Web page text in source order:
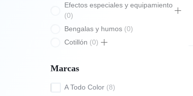
Efectos especiales y equipamiento
0
Bengalas y humos 0
Cotillón
0
Marcas
A Todo Color 8